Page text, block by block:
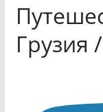
Грузия